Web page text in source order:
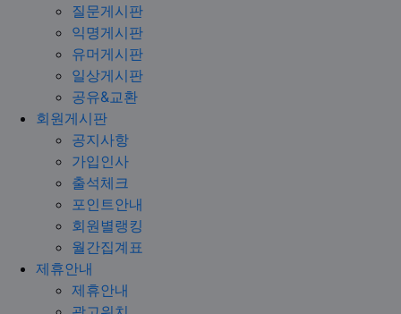
질문게시판
익명게시판
유머게시판
일상게시판
공유&교환
회원게시판
공지사항
가입인사
출석체크
포인트안내
회원별랭킹
월간집계표
제휴안내
제휴안내